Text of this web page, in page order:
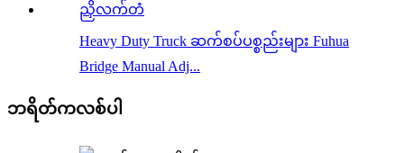
Heavy Duty Truck ဆက်စပ်ပစ္စည်းများ Fuhua
Bridge Manual Adj...
ဘရိတ်ကလစ်ပါ